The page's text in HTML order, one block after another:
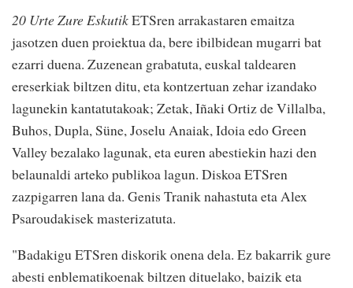
20 Urte Zure EskutikETSren arrakastaren emaitza
jasotzen duen proiektua da, bere ibilbidean mugarri bat
ezarri duena. Zuzenean grabatuta, euskal taldearen
ereserkiak biltzen ditu, eta kontzertuan zehar izandako
lagunekin kantatutakoak; Zetak, Iñaki Ortiz de Villalba,
Buhos, Dupla, Süne, Joselu Anaiak, Idoia edo Green
Valley bezalako lagunak, eta euren abestiekin hazi den
belaunaldi arteko publikoa lagun. Diskoa ETSren
zazpigarren lana da. Genis Tranik nahastuta eta Alex
Psaroudakisek masterizatuta.
"Badakigu ETSren diskorik onena dela. Ez bakarrik gure
abesti enblematikoenak biltzen dituelako, baizik eta